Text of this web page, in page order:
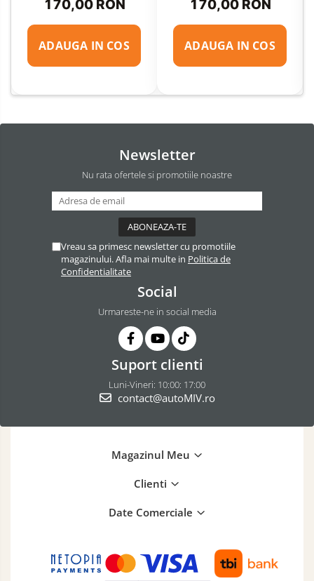
170,00 RON
ADAUGA IN COS
170,00 RON
ADAUGA IN COS
Newsletter
Nu rata ofertele si promotiile noastre
Vreau sa primesc newsletter cu promotiile
magazinului. Afla mai multe in Politica de
Confidentialitate
Social
Urmareste-ne in social media
Suport clienti
Luni-Vineri: 10:00: 17:00
contact@autoMIV.ro
Magazinul Meu
Clienti
Date Comerciale